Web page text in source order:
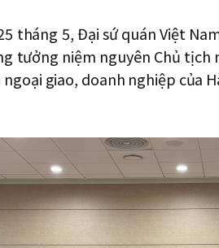
tháng 5, Đại sứ quán Việt
tưởng niệm nguyên Chủ tịch
giao, doanh nghiệp của